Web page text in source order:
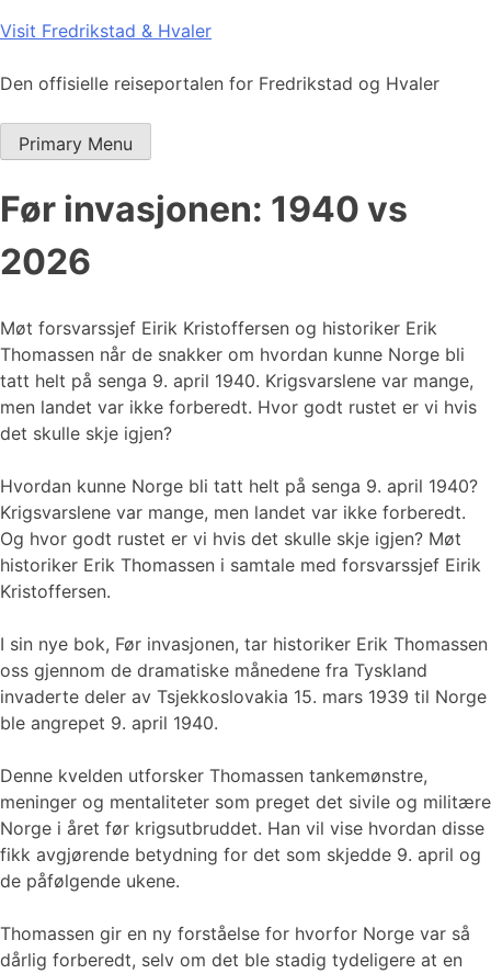
Skip
content
Visit Fredrikstad & Hvaler
Den offisielle reiseportalen for Fredrikstad og Hvaler
Primary Menu
Før invasjonen: 1940 vs
2026
Møt forsvarssjef Eirik Kristoffersen og historiker Erik
Thomassen når de snakker om hvordan kunne Norge bli
tatt helt på senga 9. april 1940. Krigsvarslene var mange,
men landet var ikke forberedt. Hvor godt rustet er vi hvis
det skulle skje igjen?
Hvordan kunne Norge bli tatt helt på senga 9. april 1940?
Krigsvarslene var mange, men landet var ikke forberedt.
Og hvor godt rustet er vi hvis det skulle skje igjen? Møt
historiker Erik Thomassen i samtale med forsvarssjef Eirik
Kristoffersen.
I sin nye bok, Før invasjonen, tar historiker Erik Thomassen
oss gjennom de dramatiske månedene fra Tyskland
invaderte deler av Tsjekkoslovakia 15. mars 1939 til Norge
ble angrepet 9. april 1940.
Denne kvelden utforsker Thomassen tankemønstre,
meninger og mentaliteter som preget det sivile og militære
Norge i året før krigsutbruddet. Han vil vise hvordan disse
fikk avgjørende betydning for det som skjedde 9. april og
de påfølgende ukene.
Thomassen gir en ny forståelse for hvorfor Norge var så
dårlig forberedt, selv om det ble stadig tydeligere at en